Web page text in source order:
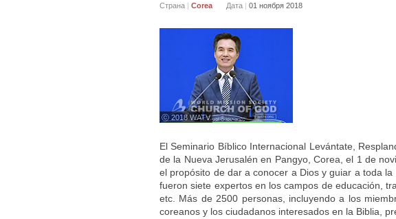
Страна | Corea Дата | 01 ноября 2018
ⓒ 2018 WATV
El Seminario Bíblico Internacional Levántate,
de la Nueva Jerusalén en Pangyo, Corea, el 1 de
el propósito de dar a conocer a Dios y guiar a toda
fueron siete expertos en los campos de educación,
etc. Más de 2500 personas, incluyendo a los
coreanos y los ciudadanos interesados en la Biblia,